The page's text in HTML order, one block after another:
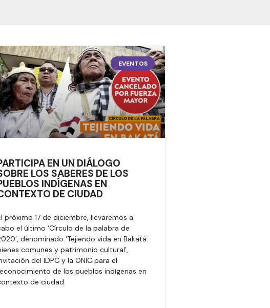
EVENTOS
EN UN DIÁLOGO
LOS SABERES DE LOS
INDÍGENAS EN
DE CIUDAD
próximo 17 de diciembre, llevaremos a
el último ‘Círculo de la palabra de
denominado ‘Tejiendo vida en Bakatá:
comunes y patrimonio cultural’,
del IDPC y la ONIC para el
de los pueblos indígenas en
de ciudad.